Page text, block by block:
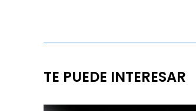
TE PUEDE INTERESAR